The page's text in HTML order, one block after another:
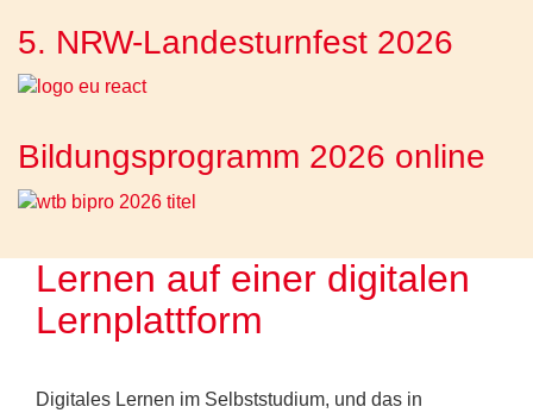
5. NRW-Landesturnfest 2026
Bildungsprogramm 2026 online
Lernen auf einer digitalen
Lernplattform
Digitales Lernen im Selbststudium, und das in